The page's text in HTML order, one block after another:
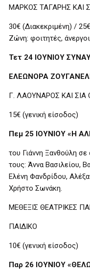
ΜΑΡΚΟΣ ΤΑΓΑΡΗΣ ΚΑΙ
30€ (Διακεκριμένη) /
Ζώνη: φοιτητές,
Τετ 24 ΙΟΥΝΙΟΥ
ΕΛΕΩΝΟΡΑ
Γ. ΛΑΟΥΝΑΡΟΣ ΚΑΙ ΣΙΑ
15€ (γενική είσοδος)
Πεμ 25 ΙΟΥΝΙΟΥ «Η
του Γιάννη Ξανθούλη
τους: Άννα Βασιλείου,
Ελένη Φανδρίδου,
Χρήστο Σωνάκη.
ΜΕΘΕΞΙΣ ΘΕΑΤΡΙΚΕΣ
ΠΑΙΔΙΚΟ
10€ (γενική είσοδος)
Παρ 26 ΙΟΥΝΙΟΥ